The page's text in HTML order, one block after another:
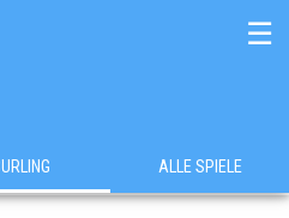
☰
ALLE SPIELE